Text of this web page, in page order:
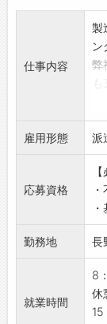
仕事内容
製
ン
弊
・
・
・
■
・
て
雇用形態 派
応募資格
勤務地 長
就業時間
8
休
15